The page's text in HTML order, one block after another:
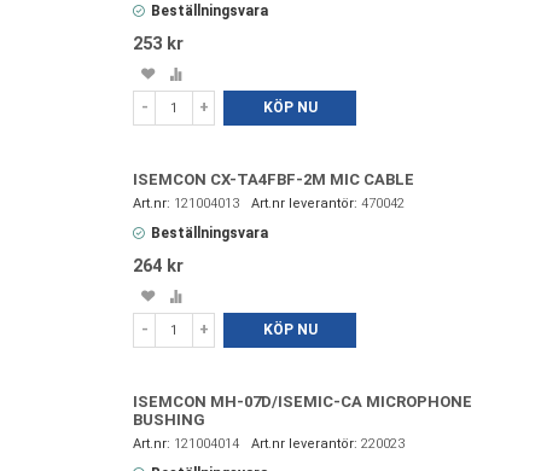
Beställningsvara
253 kr
Spara
i
favoriter
Lägg
till
- + KÖP NU
ISEMCON CX-TA4FBF-2M MIC CABLE
121004013 470042
Beställningsvara
264 kr
Spara
i
favoriter
Lägg
till
- + KÖP NU
ISEMCON MH-07D/ISEMIC-CA MICROPHONE
BUSHING
121004014 220023